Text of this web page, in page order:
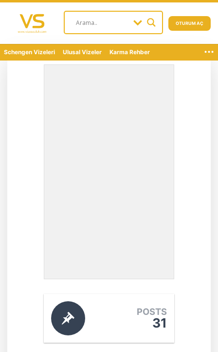
OTURUM AÇ
Schengen Vizeleri Ulusal Vizeler Karma Rehber ...
POSTS
31